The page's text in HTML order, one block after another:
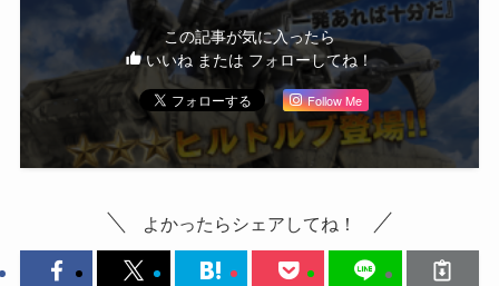
この記事が気に入ったら
いいね または フォローしてね！
Follow Me
よかったらシェアしてね！